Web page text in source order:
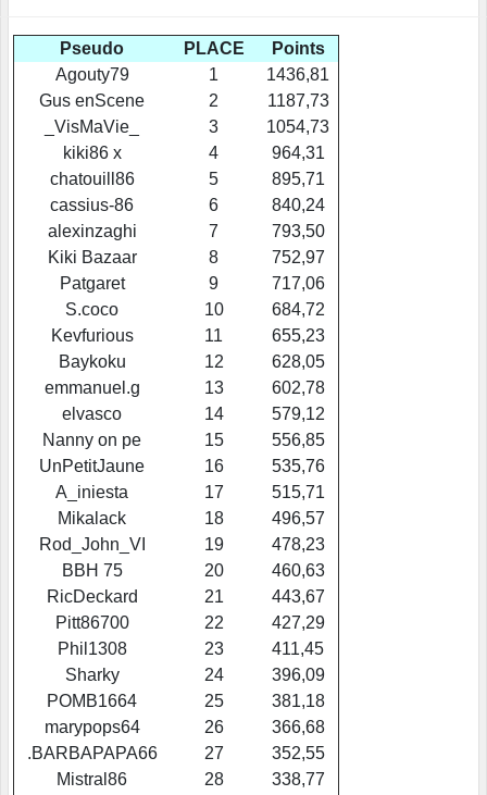
Pseudo PLACE
Points
Agouty79
1
1436,81
Gus enScene
2
1187,73
_VisMaVie_
3
1054,73
kiki86 x
4
964,31
chatouill86
5
895,71
cassius-86
6
840,24
alexinzaghi
7
793,50
Kiki Bazaar
8
752,97
Patgaret
9
717,06
S.coco
10
684,72
Kevfurious
11
655,23
Baykoku
12
628,05
emmanuel.g
13
602,78
elvasco
14
579,12
Nanny on pe
15
556,85
UnPetitJaune
16
535,76
A_iniesta
17
515,71
Mikalack
18
496,57
Rod_John_VI
19
478,23
BBH 75
20
460,63
RicDeckard
21
443,67
Pitt86700
22
427,29
Phil1308
23
411,45
Sharky
24
396,09
POMB1664
25
381,18
marypops64
26
366,68
.BARBAPAPA66
27
352,55
Mistral86
28
338,77